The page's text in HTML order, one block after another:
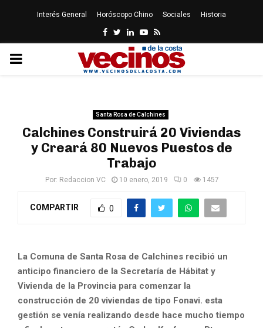
Interés General Horóscopo Chino Sociales Historia
Facebook
Twitter
LinkedinYoutube
Rss
PRIMARY
Santa Rosa de Calchines
Calchines Construirá 20 Viviendas
y Creará 80 Nuevos Puestos de
Trabajo
Por: Redaccion VC 10 enero, 2019 0 1457
COMPARTIR 0
La Comuna de Santa Rosa de Calchines recibió un
anticipo financiero de la Secretaría de Hábitat y
Vivienda de la Provincia para comenzar la
construcción de 20 viviendas de tipo Fonavi. esta
gestión se venía realizando desde hace mucho tiempo